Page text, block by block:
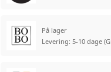
På lager
Levering: 5-10 dage